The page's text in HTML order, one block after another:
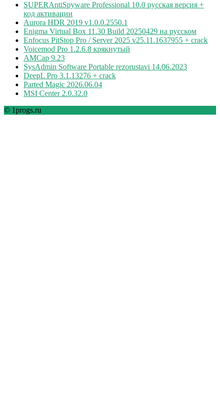
SUPERAntiSpyware Professional 10.0 русская версия +
код активации
Aurora HDR 2019 v1.0.0.2550.1
Enigma Virtual Box 11.30 Build 20250429 на русском
Enfocus PitStop Pro / Server 2025 v25.11.1637955 + crack
Voicemod Pro 1.2.6.8 крякнутый
AMCap 9.23
SysAdmin Software Portable rezorustavi 14.06.2023
DeepL Pro 3.1.13276 + crack
Parted Magic 2026.06.04
MSI Center 2.0.32.0
© 1progs.ru